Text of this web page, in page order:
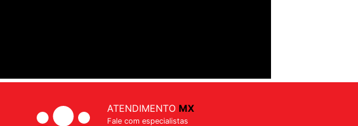
ATENDIMENTO MX
Fale com especialistas